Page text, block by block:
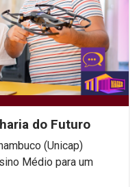
do Futuro
(Unicap)
Médio para um